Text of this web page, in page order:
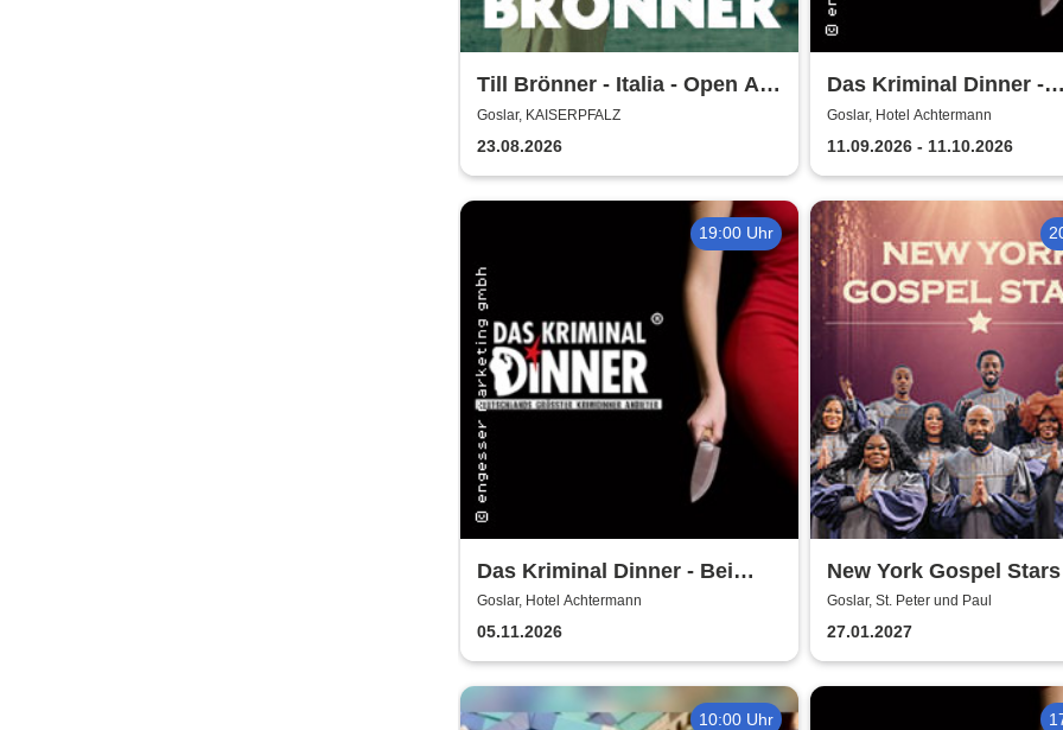
Till Brönner - Italia - Open Air
2026
Goslar, KAISERPFALZ
23.08.2026
Das Kriminal Dinner -
Testament à la Carte
Goslar, Hotel Achtermann
11.09.2026 - 11.10.2026
19:00 Uhr
Das Kriminal Dinner - Bei
Aussage: Mord!
Goslar, Hotel Achtermann
05.11.2026
New York Gospel Stars
Goslar, St. Peter und Paul
27.01.2027
10:00 Uhr